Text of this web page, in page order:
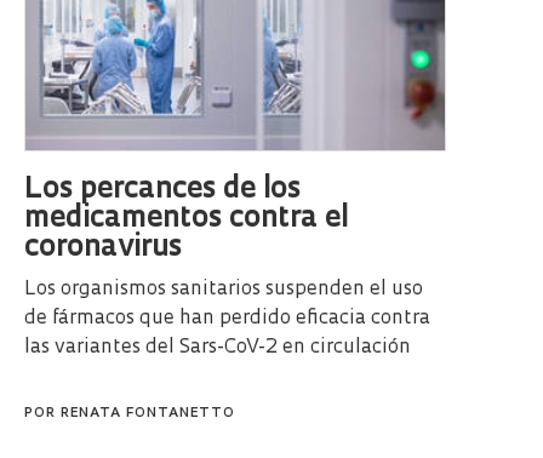
Los percances de los
medicamentos contra el
coronavirus
Los organismos sanitarios suspenden el uso
de fármacos que han perdido eficacia contra
las variantes del Sars-CoV-2 en circulación
POR RENATA FONTANETTO